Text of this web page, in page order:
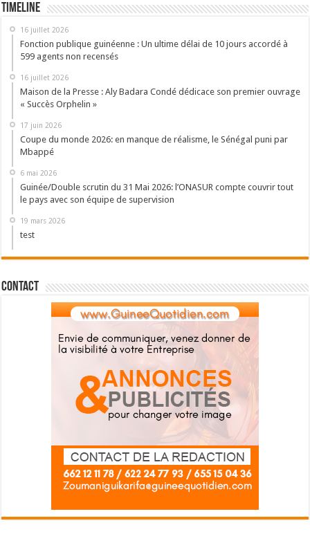
Timeline
16 juillet 2026
Fonction publique guinéenne : Un ultime délai de 10 jours accordé à
599 agents non recensés
16 juillet 2026
Maison de la Presse : Aly Badara Condé dédicace son premier ouvrage
« Succès Orphelin »
17 juin 2026
Coupe du monde 2026: en manque de réalisme, le Sénégal puni par
Mbappé
6 mai 2026
Guinée/Double scrutin du 31 Mai 2026: l’ONASUR compte couvrir tout
le pays avec son équipe de supervision
19 mars 2026
test
Contact